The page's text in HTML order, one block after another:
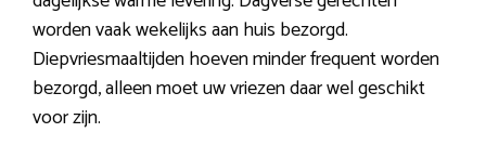
worden vaak wekelijks aan huis bezorgd.
Diepvriesmaaltijden hoeven minder frequent worden
bezorgd, alleen moet uw vriezen daar wel geschikt
voor zijn.